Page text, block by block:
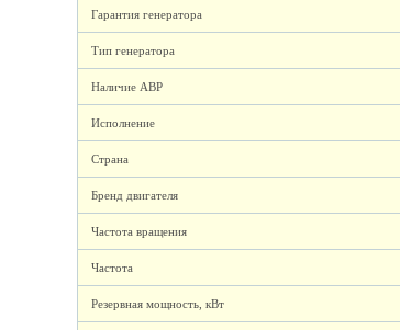
Гарантия генератора
Тип генератора
Наличие АВР
Исполнение
Страна
Бренд двигателя
Частота вращения
Частота
Резервная мощность, кВт